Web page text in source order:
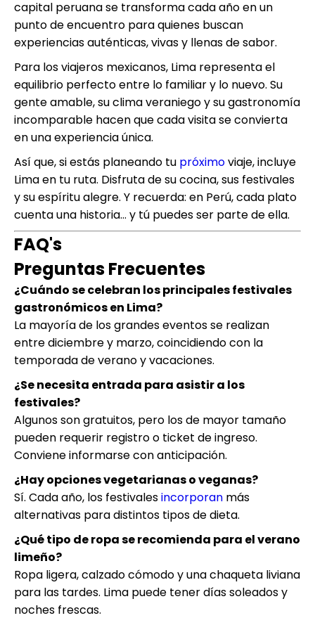
capital peruana se transforma cada año en un
punto de encuentro para quienes buscan
experiencias auténticas, vivas y llenas de sabor.
Para los viajeros mexicanos, Lima representa el
equilibrio perfecto entre lo familiar y lo nuevo. Su
gente amable, su clima veraniego y su gastronomía
incomparable hacen que cada visita se convierta
en una experiencia única.
Así que, si estás planeando tu próximoviaje, incluye
Lima en tu ruta. Disfruta de su cocina, sus festivales
y su espíritu alegre. Y recuerda: en Perú, cada plato
cuenta una historia… y tú puedes ser parte de ella.
FAQ's
Preguntas Frecuentes
¿Cuándo se celebran los principales festivales
gastronómicos en Lima?
La mayoría de los grandes eventos se realizan
entre diciembre y marzo, coincidiendo con la
temporada de verano y vacaciones.
¿Se necesita entrada para asistir a los
festivales?
Algunos son gratuitos, pero los de mayor tamaño
pueden requerir registro o ticket de ingreso.
Conviene informarse con anticipación.
¿Hay opciones vegetarianas o veganas?
Sí. Cada año, los festivalesincorporan más
alternativas para distintos tipos de dieta.
¿Qué tipo de ropa se recomienda para el verano
limeño?
Ropa ligera, calzado cómodo y una chaqueta liviana
para las tardes. Lima puede tener días soleados y
noches frescas.